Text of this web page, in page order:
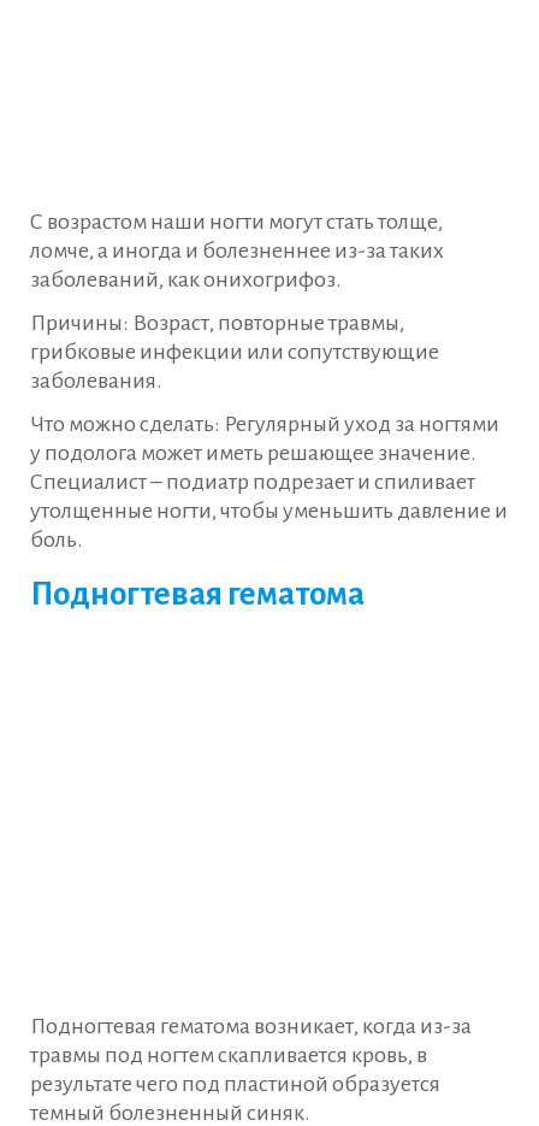
С возрастом наши ногти могут стать толще,
ломче, а иногда и болезненнее из-за таких
заболеваний, как онихогрифоз.
Причины: Возраст, повторные травмы,
грибковые инфекции или сопутствующие
заболевания.
Что можно сделать: Регулярный уход за ногтями
у подолога может иметь решающее значение.
Специалист – подиатр подрезает и спиливает
утолщенные ногти, чтобы уменьшить давление и
боль.
Подногтевая гематома
Подногтевая гематома возникает, когда из-за
травмы под ногтем скапливается кровь, в
результате чего под пластиной образуется
темный болезненный синяк.